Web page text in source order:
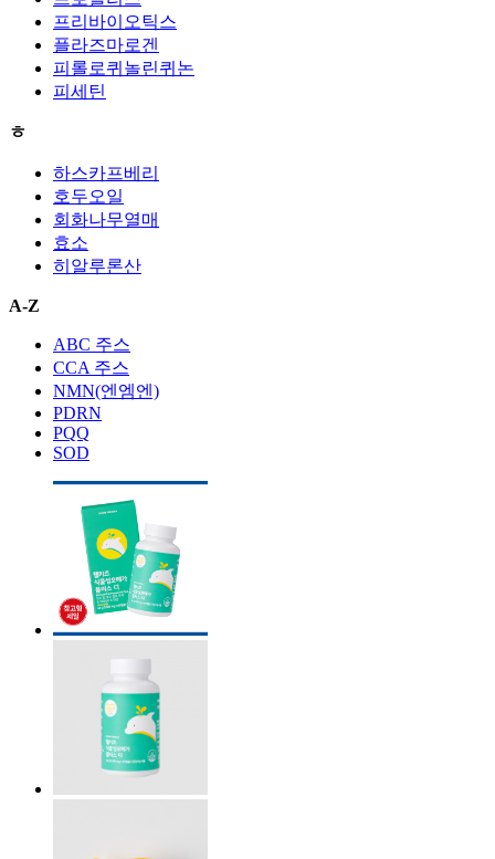
프리바이오틱스
플라즈마로겐
피롤로퀴놀린퀴논
피세틴
ㅎ
하스카프베리
호두오일
회화나무열매
효소
히알루론산
A-Z
ABC 주스
CCA 주스
NMN(엔엠엔)
PDRN
PQQ
SOD